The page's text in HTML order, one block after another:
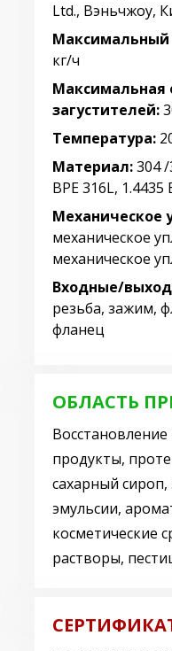
Ltd., Вэньчжоу,
Максимальный
кг/ч
Максимальная
загустителей:
Температура:
Материал:304 /
BPE 316L, 1.4435
Механическое
механическое
механическое
Входные/
резьба, зажим,
фланец
ОБЛАСТЬ
продукты,
сахарный
эмульсии,
косметические
растворы,